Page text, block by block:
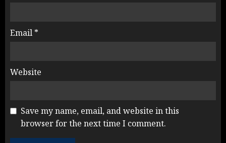
Email *
Website
Save my name, email, and website in this
browser for the next time I comment.
Jantar Mantar Protest पर बॉलीवुड